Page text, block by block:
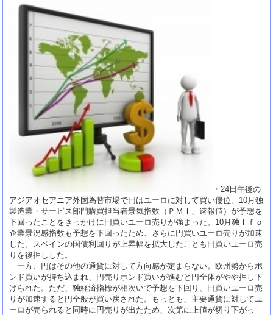
・24日午後の
アジアオセアニア外国為替市場で円はユーロに対して買い優位。10月独
製造業・サービス部門購買担当者景気指数（ＰＭＩ、速報値）が予想を
下回ったことをきっかけに円買いユーロ売りが強まった。10月独Ｉｆｏ
企業景況感指数も予想を下回ったため、さらに円買いユーロ売りが加速
した。スペインの国債利回りが上昇幅を拡大したことも円買いユーロ売
りを後押しした。
一方、円はその他の通貨に対して方向感が定まらない。欧州勢からポ
ンド買いが持ち込まれ、円売りポンド買いが進むと円全体がやや押し下
げられた。ただ、独経済指標が相次いで予想を下回り、円買いユーロ売
りが加速すると円全般が買い戻された。もっとも、主要通貨に対してユ
ーロが売られると同時に円売りが出たため、次第に上値が切り下がっ